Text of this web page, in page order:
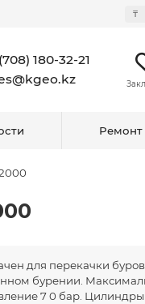
₸
180-32-21
Ремонт
для перекачки
бурении.
7 0 бар. Цилиндры